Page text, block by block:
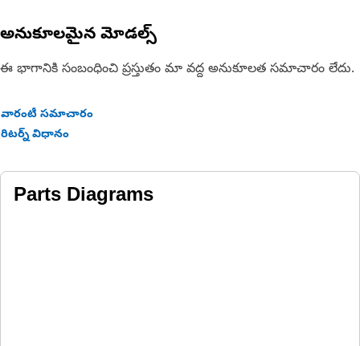
అనుకూలమైన మోడల్స్
ఈ భాగానికి సంబంధించి ప్రస్తుతం మా వద్ద అనుకూలత సమాచారం లేదు.
వారంటీ సమాచారం
రిటర్న్ విధానం
Parts Diagrams